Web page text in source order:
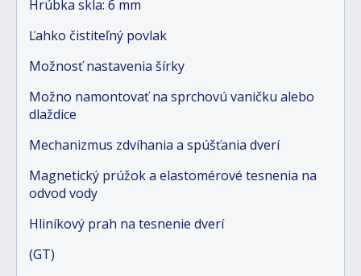
Hrúbka skla: 6 mm
Ľahko čistiteľný povlak
Možnosť nastavenia šírky
Možno namontovať na sprchovú vaničku alebo
dlaždice
Mechanizmus zdvíhania a spúšťania dverí
Magnetický prúžok a elastomérové tesnenia na
odvod vody
Hliníkový prah na tesnenie dverí
(GT)